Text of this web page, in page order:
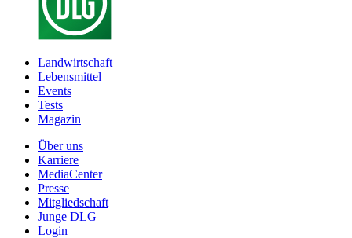
Landwirtschaft
Lebensmittel
Events
Tests
Magazin
Über uns
Karriere
MediaCenter
Presse
Mitgliedschaft
Junge DLG
Login